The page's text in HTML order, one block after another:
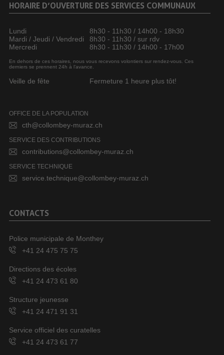
HORAIRE D’OUVERTURE DES SERVICES COMMUNAUX
Lundi
8h30 - 11h30 / 14h00 - 18h30
Mardi / Jeudi / Vendredi
8h30 - 11h30 / sur rdv
Mercredi
8h30 - 11h30 / 14h00 - 17h00
En dehors de ces horaires, nous vous recevons volontiers sur rendez-vous. Ces
derniers se prennent 24h à l’avance.
Veille de fête Fermeture 1 heure plus tôt!
OFFICE DE LA POPULATION
cth@collombey-muraz.ch
SERVICE DES CONTRIBUTIONS
contributions@collombey-muraz.ch
SERVICE TECHNIQUE
service.technique@collombey-muraz.ch
CONTACTS
Police municipale de Monthey
+41 24 475 75 75
Directions des écoles
+41 24 473 61 80
Structure jeunesse
+41 24 471 91 31
Service officiel des curatelles
+41 24 473 61 77